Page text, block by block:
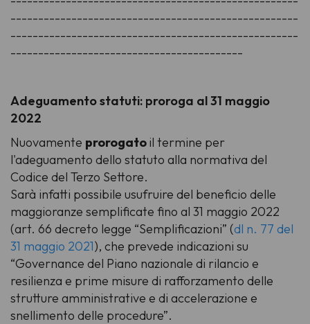
----------------------------------------------------
----------------------------------------------------
------------------------------------------
Adeguamento statuti: proroga al 31 maggio
2022
Nuovamente prorogatoil termine per
l'adeguamento dello statuto alla normativa del
Codice del Terzo Settore.
Sarà infatti possibile usufruire del beneficio delle
maggioranze semplificate fino al 31 maggio 2022
(art. 66 decreto legge “Semplificazioni” (dl n. 77 del
31 maggio 2021), che prevede indicazioni su
“Governance del Piano nazionale di rilancio e
resilienza e prime misure di rafforzamento delle
strutture amministrative e di accelerazione e
snellimento delle procedure”.